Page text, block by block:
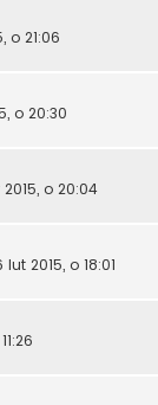
o 21:06
o 20:30
o 20:04
lut 2015, o 18:01